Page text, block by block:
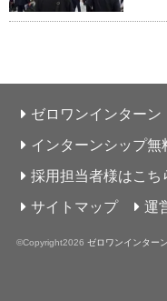
ゼロワンインターン
インターンシップ無
採用担当者様はこち
サイトマップ
運
©Copyright2026 ゼロワンインター